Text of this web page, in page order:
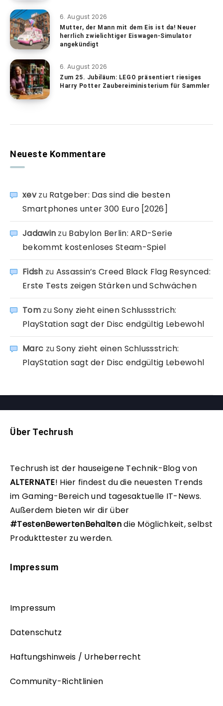
6. August 2026
Mutter, der Mann mit dem Eis ist da! Neuer
herrlich zwielichtiger Eiswagen-Simulator
angekündigt
6. August 2026
Zum 25. Jubiläum: LEGO präsentiert riesiges
Harry Potter Zaubereiministerium für Sammler
Neueste Kommentare
xevzu Ratgeber: Das sind die besten
Smartphones unter 300 Euro [2026]
Jadawin zu Babylon Berlin: ARD-Serie
bekommt kostenloses Steam-Spiel
Fidsh zu Assassin’s Creed Black Flag Resynced:
Erste Tests zeigen Stärken und Schwächen
TomzuSony zieht einen Schlussstrich:
PlayStation sagt der Disc endgültig Lebewohl
Marc zuSony zieht einen Schlussstrich:
PlayStation sagt der Disc endgültig Lebewohl
Über Techrush
Techrush ist der hauseigene Technik-Blog von
ALTERNATE! Hier findest du die neuesten Trends
im Gaming-Bereich und tagesaktuelle IT-News.
Außerdem bieten wir dir über
#TestenBewertenBehaltendie Möglichkeit, selbst
Produkttester zu werden.
Impressum
Impressum
Datenschutz
Haftungshinweis / Urheberrecht
Community-Richtlinien